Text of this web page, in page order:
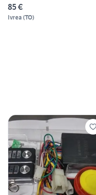
85 €
Ivrea (TO)